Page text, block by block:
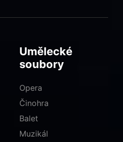
Umělecké
soubory
Opera
Činohra
Balet
Muzikál